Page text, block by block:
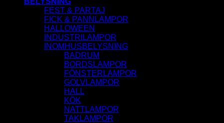
FEST & PARTAJ
FICK & PANNLAMPOR
HALLOWEEN
INDUSTRILAMPOR
INOMHUSBELYSNING
BADRUM
BORDSLAMPOR
FÖNSTERLAMPOR
GOLVLAMPOR
HALL
KÖK
NATTLAMPOR
TAKLAMPOR